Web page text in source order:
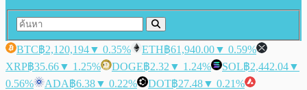
BTC฿2,120,194▼ 0.35% ETH฿61,940.00▼ 0.59%
XRP฿35.66▼ 1.25% DOGE฿2.32 ▼ 1.24% SOL฿2,442.04▼
0.56%
ADA฿6.38▼ 0.22% DOT฿27.48▼ 0.21%